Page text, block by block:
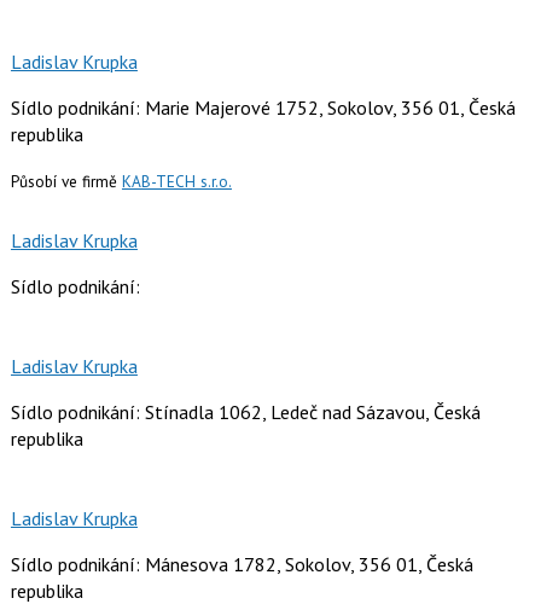
Ladislav Krupka
Sídlo podnikání: Marie Majerové 1752, Sokolov, 356 01, Česká
republika
Působí ve firmě KAB-TECH s.r.o.
Ladislav Krupka
Sídlo podnikání:
Ladislav Krupka
Sídlo podnikání: Stínadla 1062, Ledeč nad Sázavou, Česká
republika
Ladislav Krupka
Sídlo podnikání: Mánesova 1782, Sokolov, 356 01, Česká
republika